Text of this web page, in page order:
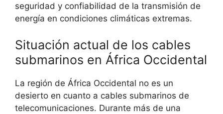
seguridad y confiabilidad de la transmisión de
energía en condiciones climáticas extremas.
Situación actual de los cables
submarinos en África Occidental
La región de África Occidental no es un
desierto en cuanto a cables submarinos de
telecomunicaciones. Durante más de una